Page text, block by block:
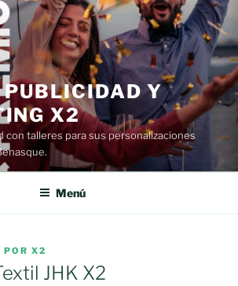
PUBLICIDAD Y
X2
con talleres para sus personalizaciones
Menú
POR X2
JHK X2